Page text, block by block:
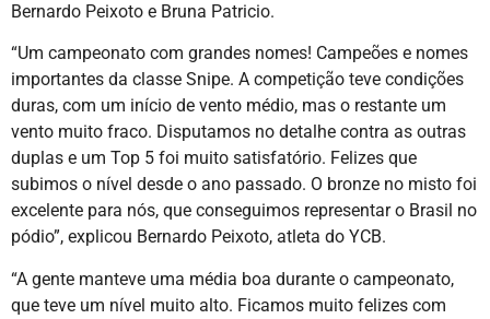
Bernardo Peixoto e Bruna Patricio.
“Um campeonato com grandes nomes! Campeões e nomes
importantes da classe Snipe. A competição teve condições
duras, com um início de vento médio, mas o restante um
vento muito fraco. Disputamos no detalhe contra as outras
duplas e um Top 5 foi muito satisfatório. Felizes que
subimos o nível desde o ano passado. O bronze no misto foi
excelente para nós, que conseguimos representar o Brasil no
pódio”, explicou Bernardo Peixoto, atleta do YCB.
“A gente manteve uma média boa durante o campeonato,
que teve um nível muito alto. Ficamos muito felizes com